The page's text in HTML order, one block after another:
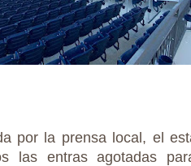
por la prensa local, el
las entras agotadas